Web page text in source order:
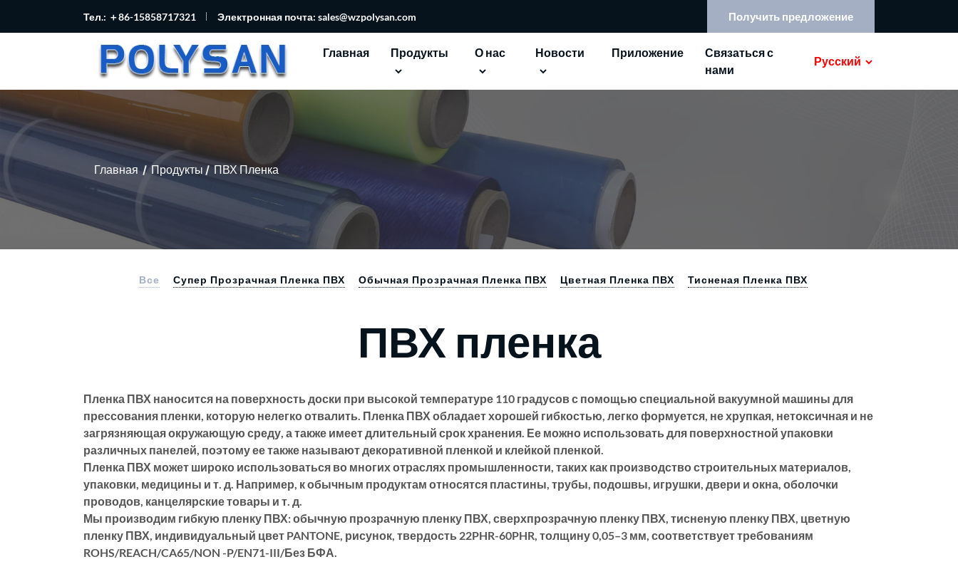
Тел.: ＋86-15858717321 Электронная почта: sales@wzpolysan.com Получить предложение
Главная Продукты О нас Новости Приложение
Связаться с
нами
Русский
Главная Продукты ПВХ Пленка
Все Супер Прозрачная Пленка ПВХ Обычная Прозрачная Пленка ПВХ Цветная Пленка ПВХ Тисненая Пленка ПВХ
ПВХ пленка
Пленка ПВХ наносится на поверхность доски при высокой температуре 110 градусов с помощью специальной вакуумной машины для
прессования пленки, которую нелегко отвалить. Пленка ПВХ обладает хорошей гибкостью, легко формуется, не хрупкая, нетоксичная и не
загрязняющая окружающую среду, а также имеет длительный срок хранения. Ее можно использовать для поверхностной упаковки
различных панелей, поэтому ее также называют декоративной пленкой и клейкой пленкой.
Пленка ПВХ может широко использоваться во многих отраслях промышленности, таких как производство строительных материалов,
упаковки, медицины и т. д. Например, к обычным продуктам относятся пластины, трубы, подошвы, игрушки, двери и окна, оболочки
проводов, канцелярские товары и т. д.
Мы производим гибкую пленку ПВХ: обычную прозрачную пленку ПВХ, сверхпрозрачную пленку ПВХ, тисненую пленку ПВХ, цветную
пленку ПВХ, индивидуальный цвет PANTONE, рисунок, твердость 22PHR-60PHR, толщину 0,05–3 мм, соответствует требованиям
ROHS/REACH/CA65/NON -P/EN71-III/Без БФА.